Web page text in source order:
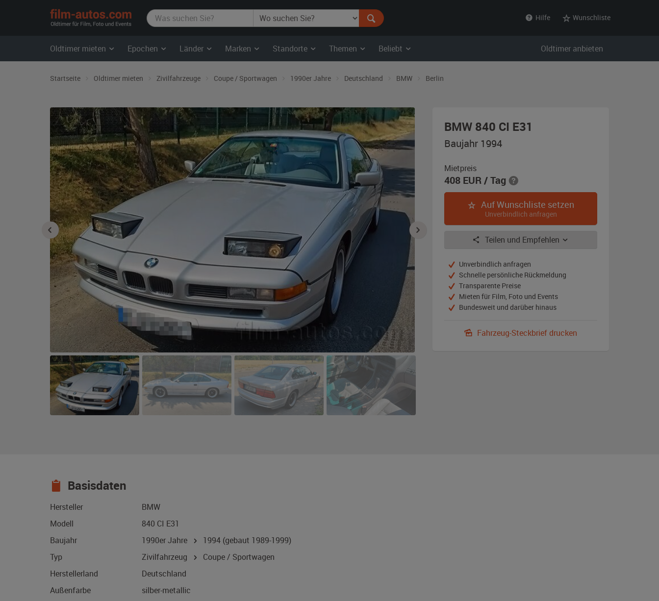
film-
autos.com
Hilfe Wunschliste
Oldtimer mieten Epochen Länder Marken Standorte Themen Beliebt Oldtimer anbieten
Startseite Oldtimer mieten Zivilfahrzeuge Coupe / Sportwagen 1990er Jahre Deutschland BMW Berlin
BMW 840 CI E31
Baujahr 1994
Mietpreis
408 EUR/ Tag
Auf Wunschliste setzen
Unverbindlich anfragen
Teilen und Empfehlen
Unverbindlich anfragen
Schnelle persönliche Rückmeldung
Transparente Preise
Mieten für Film, Foto und Events
Bundesweit und darüber hinaus
Fahrzeug-Steckbrief drucken
Basisdaten
Hersteller
BMW
Modell
840 CI E31
Baujahr
1990er Jahre 1994 (gebaut 1989-1999)
Typ
Zivilfahrzeug
Coupe / Sportwagen
Herstellerland
Deutschland
Außenfarbe
silber-metallic